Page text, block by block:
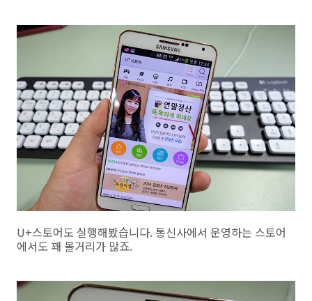
U+스토어도 실행해봤습니다. 통신사에서 운영하는 스토어
에서도 꽤 볼거리가 많죠.